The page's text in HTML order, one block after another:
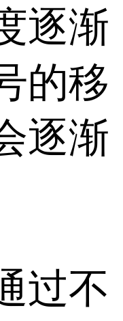
逐渐
的移
逐渐
过不